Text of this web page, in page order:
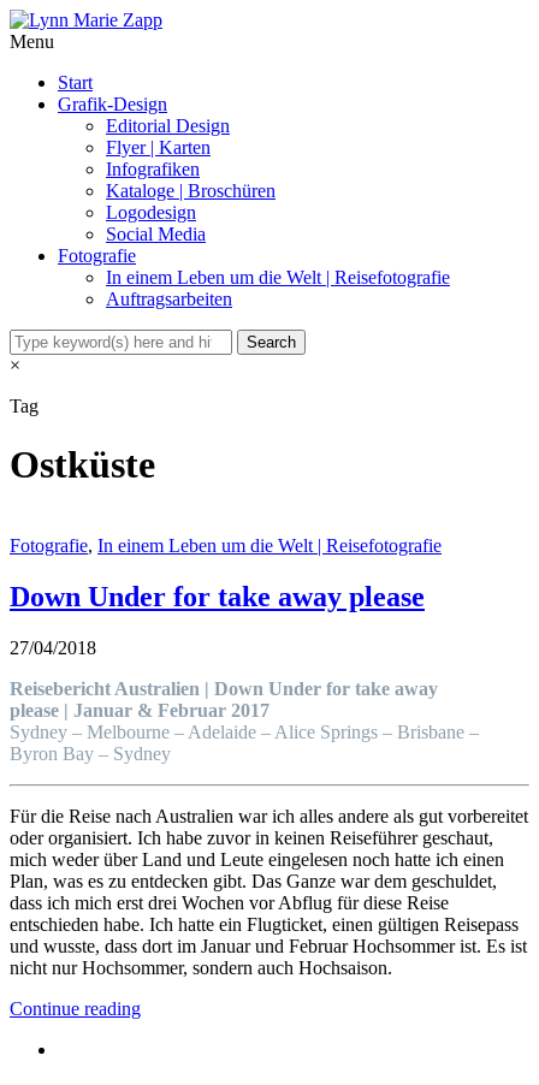
Menu
Start
Grafik-Design
Editorial Design
Flyer | Karten
Infografiken
Kataloge | Broschüren
Logodesign
Social Media
Fotografie
In einem Leben um die Welt | Reisefotografie
Auftragsarbeiten
×
Tag
Ostküste
Fotografie, In einem Leben um die Welt | Reisefotografie
Down Under for take away please
27/04/2018
Reisebericht Australien | Down Under for take away
please | Januar & Februar 2017
Sydney – Melbourne – Adelaide – Alice Springs – Brisbane –
Byron Bay – Sydney
Für die Reise nach Australien war ich alles andere als gut vorbereitet
oder organisiert. Ich habe zuvor in keinen Reiseführer geschaut,
mich weder über Land und Leute eingelesen noch hatte ich einen
Plan, was es zu entdecken gibt. Das Ganze war dem geschuldet,
dass ich mich erst drei Wochen vor Abflug für diese Reise
entschieden habe. Ich hatte ein Flugticket, einen gültigen Reisepass
und wusste, dass dort im Januar und Februar Hochsommer ist. Es ist
nicht nur Hochsommer, sondern auch Hochsaison.
Continue reading